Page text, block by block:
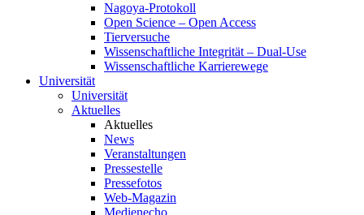
Nagoya-Protokoll
Open Science – Open Access
Tierversuche
Wissenschaftliche Integrität – Dual-Use
Wissenschaftliche Karrierewege
Universität
Universität
Aktuelles
Aktuelles
News
Veranstaltungen
Pressestelle
Pressefotos
Web-Magazin
Medienecho